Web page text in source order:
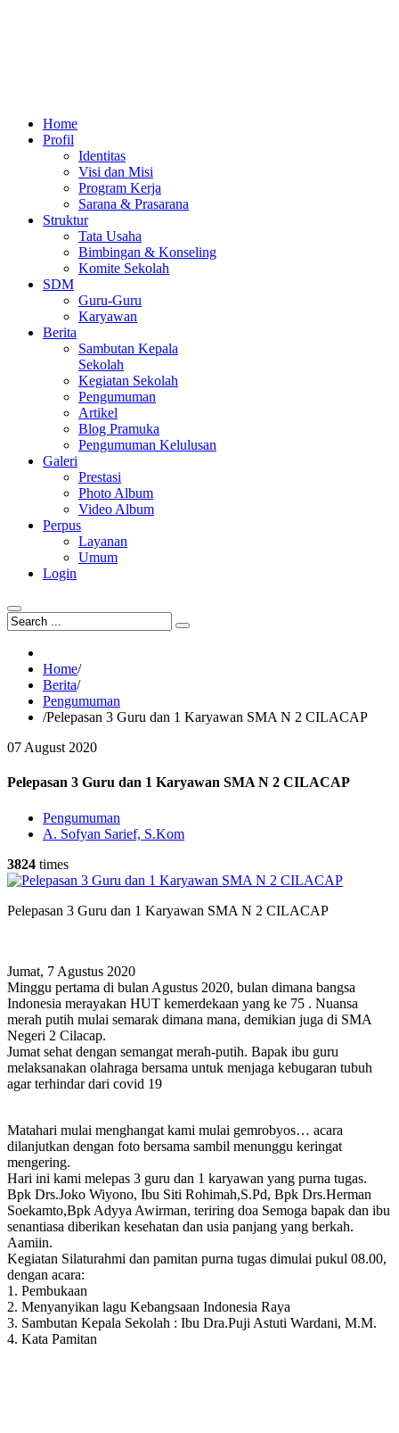
Home
Profil
Identitas
Visi dan Misi
Program Kerja
Sarana & Prasarana
Struktur
Tata Usaha
Bimbingan & Konseling
Komite Sekolah
SDM
Guru-Guru
Karyawan
Berita
Sambutan Kepala
Sekolah
Kegiatan Sekolah
Pengumuman
Artikel
Blog Pramuka
Pengumuman Kelulusan
Galeri
Prestasi
Photo Album
Video Album
Perpus
Layanan
Umum
Login
Home/
Berita/
Pengumuman
/Pelepasan 3 Guru dan 1 Karyawan SMA N 2 CILACAP
07 August 2020
Pelepasan 3 Guru dan 1 Karyawan SMA N 2 CILACAP
Pengumuman
A. Sofyan Sarief, S.Kom
3824 times
Pelepasan 3 Guru dan 1 Karyawan SMA N 2 CILACAP
Jumat, 7 Agustus 2020
Minggu pertama di bulan Agustus 2020, bulan dimana bangsa
Indonesia merayakan HUT kemerdekaan yang ke 75 . Nuansa
merah putih mulai semarak dimana mana, demikian juga di SMA
Negeri 2 Cilacap.
Jumat sehat dengan semangat merah-putih. Bapak ibu guru
melaksanakan olahraga bersama untuk menjaga kebugaran tubuh
agar terhindar dari covid 19
Matahari mulai menghangat kami mulai gemrobyos… acara
dilanjutkan dengan foto bersama sambil menunggu keringat
mengering.
Hari ini kami melepas 3 guru dan 1 karyawan yang purna tugas.
Bpk Drs.Joko Wiyono, Ibu Siti Rohimah,S.Pd, Bpk Drs.Herman
Soekamto,Bpk Adyya Awirman, teriring doa Semoga bapak dan ibu
senantiasa diberikan kesehatan dan usia panjang yang berkah.
Aamiin.
Kegiatan Silaturahmi dan pamitan purna tugas dimulai pukul 08.00,
dengan acara:
1. Pembukaan
2. Menyanyikan lagu Kebangsaan Indonesia Raya
3. Sambutan Kepala Sekolah : Ibu Dra.Puji Astuti Wardani, M.M.
4. Kata Pamitan